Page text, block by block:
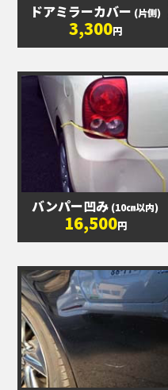
ドアミラーカバー (片側)
3,300円
バンパー凹み (10㎝以内)
16,500円